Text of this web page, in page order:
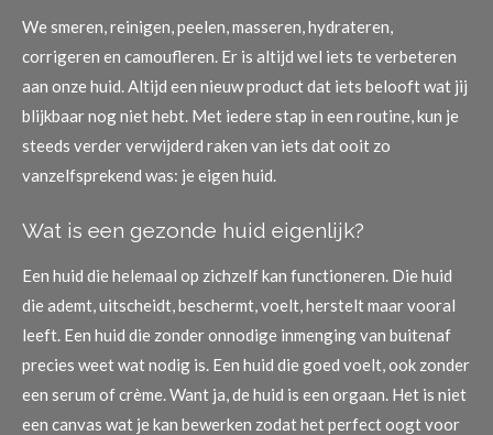
We smeren, reinigen, peelen, masseren, hydrateren,
corrigeren en camoufleren. Er is altijd wel iets te verbeteren
aan onze huid.Altijd een nieuw product dat iets belooft wat jij
blijkbaar nog niet hebt. Met iedere stap in een routine, kun je
steeds verder verwijderd raken van iets dat ooit zo
vanzelfsprekend was: je eigen huid.
Wat is een gezonde huid eigenlijk?
Een huid die helemaal op zichzelf kan functioneren. Die huid
die ademt, uitscheidt, beschermt, voelt, herstelt maar vooral
leeft. Een huid die zonder onnodige inmenging van buitenaf
precies weet wat nodig is. Een huid die goed voelt, ook zonder
een serum of crème. Want ja, de huid is een orgaan. Het is niet
een canvas wat je kan bewerken zodat het perfect oogt voor